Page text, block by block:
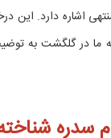
اشاره دارد. این
در گلگشت به
سدره